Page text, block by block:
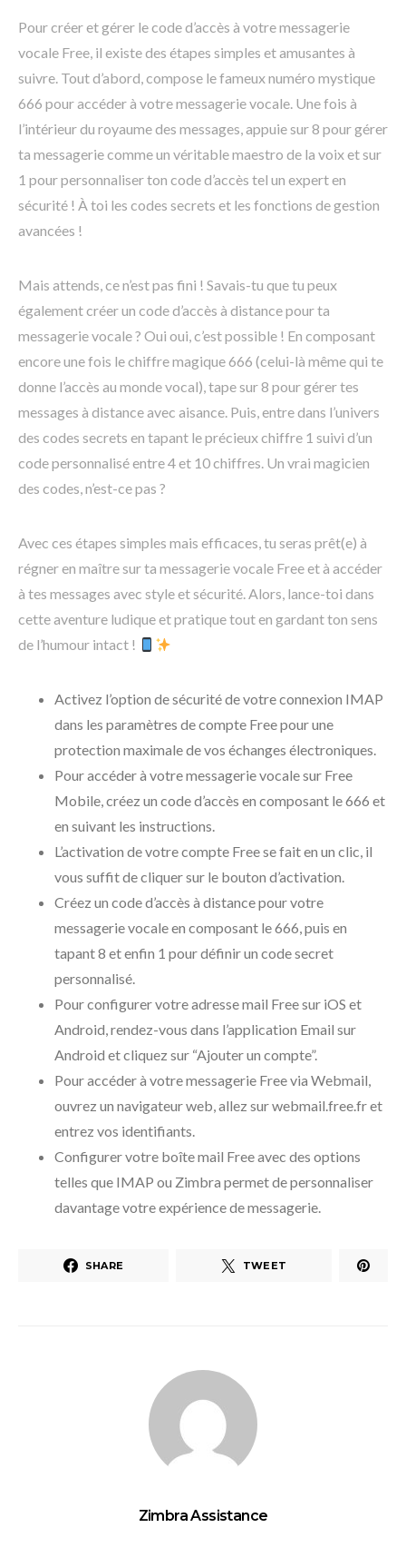
Pour créer et gérer le code d’accès à votre messagerie
vocale Free, il existe des étapes simples et amusantes à
suivre. Tout d’abord, compose le fameux numéro mystique
666 pour accéder à votre messagerie vocale. Une fois à
l’intérieur du royaume des messages, appuie sur 8 pour gérer
ta messagerie comme un véritable maestro de la voix et sur
1 pour personnaliser ton code d’accès tel un expert en
sécurité ! À toi les codes secrets et les fonctions de gestion
avancées !
Mais attends, ce n’est pas fini ! Savais-tu que tu peux
également créer un code d’accès à distance pour ta
messagerie vocale ? Oui oui, c’est possible ! En composant
encore une fois le chiffre magique 666 (celui-là même qui te
donne l’accès au monde vocal), tape sur 8 pour gérer tes
messages à distance avec aisance. Puis, entre dans l’univers
des codes secrets en tapant le précieux chiffre 1 suivi d’un
code personnalisé entre 4 et 10 chiffres. Un vrai magicien
des codes, n’est-ce pas ?
Avec ces étapes simples mais efficaces, tu seras prêt(e) à
régner en maître sur ta messagerie vocale Free et à accéder
à tes messages avec style et sécurité. Alors, lance-toi dans
cette aventure ludique et pratique tout en gardant ton sens
de l’humour intact !
Activez l’option de sécurité de votre connexion IMAP
dans les paramètres de compte Free pour une
protection maximale de vos échanges électroniques.
Pour accéder à votre messagerie vocale sur Free
Mobile, créez un code d’accès en composant le 666 et
en suivant les instructions.
L’activation de votre compte Free se fait en un clic, il
vous suffit de cliquer sur le bouton d’activation.
Créez un code d’accès à distance pour votre
messagerie vocale en composant le 666, puis en
tapant 8 et enfin 1 pour définir un code secret
personnalisé.
Pour configurer votre adresse mail Free sur iOS et
Android, rendez-vous dans l’application Email sur
Android et cliquez sur “Ajouter un compte”.
Pour accéder à votre messagerie Free via Webmail,
ouvrez un navigateur web, allez sur webmail.free.fr et
entrez vos identifiants.
Configurer votre boîte mail Free avec des options
telles que IMAP ou Zimbra permet de personnaliser
davantage votre expérience de messagerie.
SHARE TWEET
Zimbra Assistance